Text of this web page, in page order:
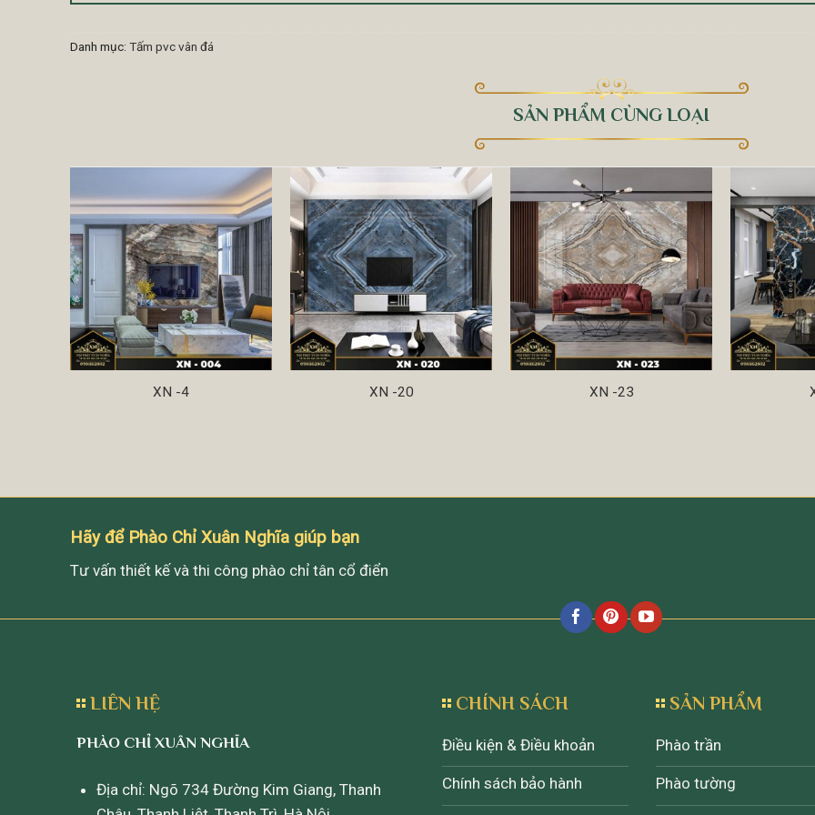
Danh mục: Tấm pvc vân đá
SẢN PHẨM CÙNG LOẠI
XN -4 XN -20 XN -23
Hãy để Phào Chỉ Xuân Nghĩa giúp bạn
Tư vấn thiết kế và thi công phào chỉ tân cổ điển
LIÊN HỆ
PHÀO CHỈ XUÂN NGHĨA
Địa chỉ: Ngõ 734 Đường Kim Giang, Thanh
CHÍNH SÁCH
Điều kiện & Điều khoản
Chính sách bảo hành
SẢN PHẨM
Phào trần
Phào tường